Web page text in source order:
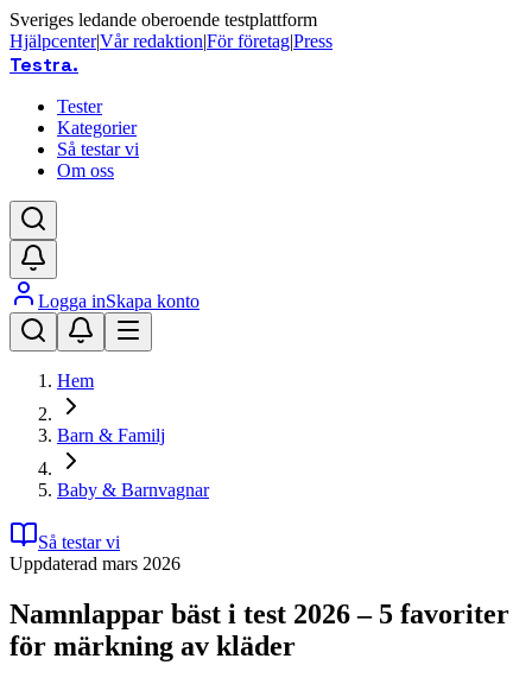
Sveriges ledande oberoende testplattform
Hjälpcenter|Vår redaktion|För företag|Press
Testra.
Tester
Kategorier
Så testar vi
Om oss
Logga inSkapa konto
Hem
Barn & Familj
Baby & Barnvagnar
Så testar vi
Uppdaterad mars 2026
Namnlappar bäst i test 2026 – 5 favoriter
för märkning av kläder